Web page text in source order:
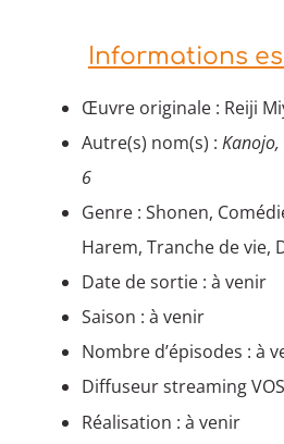
Informations
Œuvre originale : Reiji
Autre(s) nom(s) :
6
Genre : Shonen,
Harem, Tranche de vie,
Date de sortie : à venir
Saison : à venir
Nombre d’épisodes : à
Diffuseur streaming
Réalisation : à venir